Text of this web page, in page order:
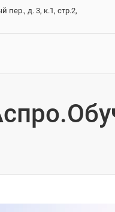
пер., д. 3, к.1, стр.2,